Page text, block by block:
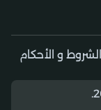
الشروط و الأحكام